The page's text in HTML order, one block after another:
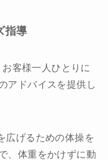
指導
客様一人ひとりに
アドバイスを提供し
広げるための体操を
、体重をかけずに動